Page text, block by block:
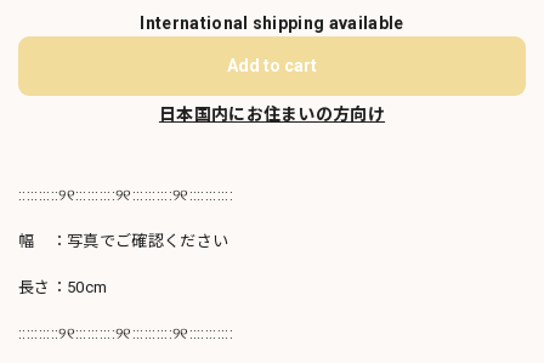
International shipping available
Add to cart
日本国内にお住まいの方向け
::::::::::୨୧::::::::::୨୧::::::::::୨୧:::::::::::
幅 ：写真でご確認ください
長さ：50cm
::::::::::୨୧::::::::::୨୧::::::::::୨୧:::::::::::